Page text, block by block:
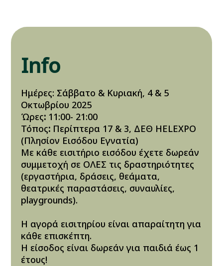
Info
Ημέρες: Σάββατο & Κυριακή, 4 & 5
Οκτωβρίου 2025
Ώρες: 11:00- 21:00
Τόπος: Περίπτερα 17 & 3, ΔΕΘ HELEXPO
(Πλησίον Εισόδου Εγνατία)
Με κάθε εισιτήριο εισόδου έχετε δωρεάν
συμμετοχή σε ΟΛΕΣ τις δραστηριότητες
(εργαστήρια, δράσεις, θεάματα,
θεατρικές παραστάσεις, συναυλίες,
playgrounds).
H αγορά εισιτηρίου είναι απαραίτητη για
κάθε επισκέπτη.
Η είσοδος είναι δωρεάν για παιδιά έως 1
έτους!